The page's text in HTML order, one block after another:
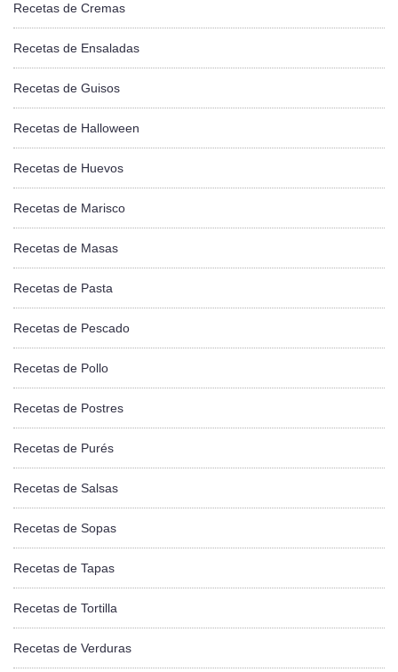
Recetas de Cremas
Recetas de Ensaladas
Recetas de Guisos
Recetas de Halloween
Recetas de Huevos
Recetas de Marisco
Recetas de Masas
Recetas de Pasta
Recetas de Pescado
Recetas de Pollo
Recetas de Postres
Recetas de Purés
Recetas de Salsas
Recetas de Sopas
Recetas de Tapas
Recetas de Tortilla
Recetas de Verduras